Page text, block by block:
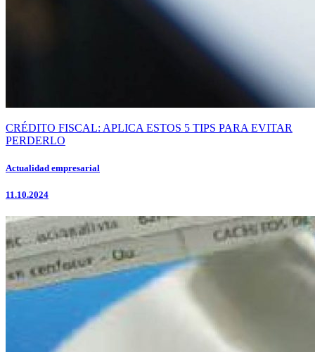
CRÉDITO FISCAL: APLICA ESTOS 5 TIPS PARA EVITAR
PERDERLO
Actualidad empresarial
11.10.2024